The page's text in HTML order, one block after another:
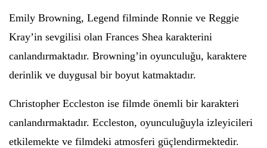
Emily Browning, Legend filminde Ronnie ve Reggie
Kray’in sevgilisi olan Frances Shea karakterini
canlandırmaktadır. Browning’in oyunculuğu, karaktere
derinlik ve duygusal bir boyut katmaktadır.
Christopher Eccleston ise filmde önemli bir karakteri
canlandırmaktadır. Eccleston, oyunculuğuyla izleyicileri
etkilemekte ve filmdeki atmosferi güçlendirmektedir.